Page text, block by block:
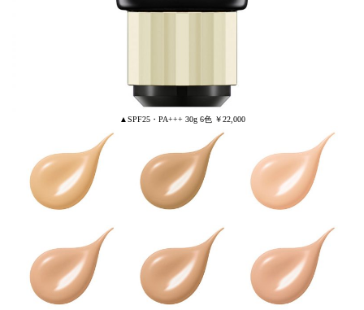
▲SPF25・PA+++ 30g 6色 ￥22,000